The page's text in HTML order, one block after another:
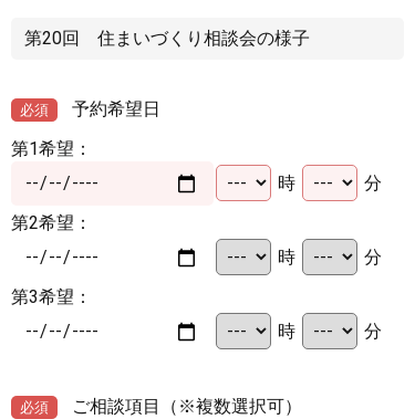
必須
予約希望日
第1希望：
時
分
第2希望：
時
分
第3希望：
時
分
必須 ご相談項目 （※複数選択可）